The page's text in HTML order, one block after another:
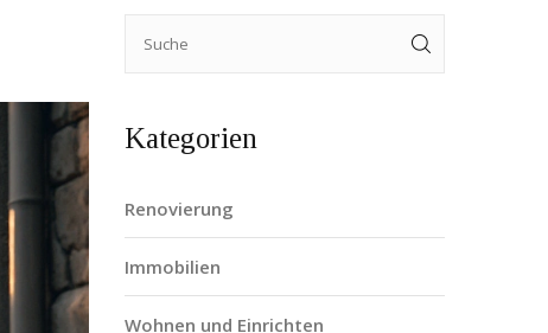
Kategorien
Renovierung
Immobilien
Wohnen und Einrichten